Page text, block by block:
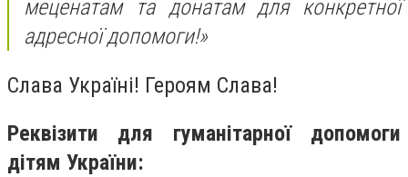
меценатам та донатам для конкретної
адресної допомоги!»
Слава Україні! Героям Слава!
Реквізити для гуманітарної допомоги
дітям України: